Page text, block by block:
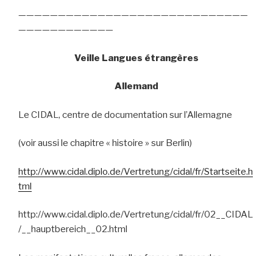
—————————————————————————————
————————————
Veille Langues étrangères
Allemand
Le CIDAL, centre de documentation sur l’Allemagne
(voir aussi le chapitre « histoire » sur Berlin)
http://www.cidal.diplo.de/Vertretung/cidal/fr/Startseite.h
tml
http://www.cidal.diplo.de/Vertretung/cidal/fr/02__CIDAL
/__hauptbereich__02.html